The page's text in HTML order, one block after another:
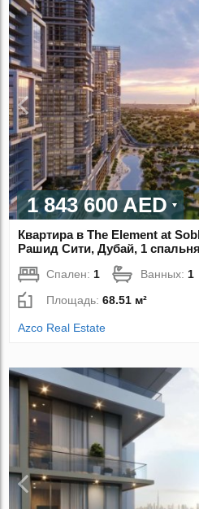
1 843 600 AED
Квартира в The Element at
Рашид Сити, Дубай, 1
Спален: 1 Ванных: 1
Площадь:68.51 м²
Azco Real Estate